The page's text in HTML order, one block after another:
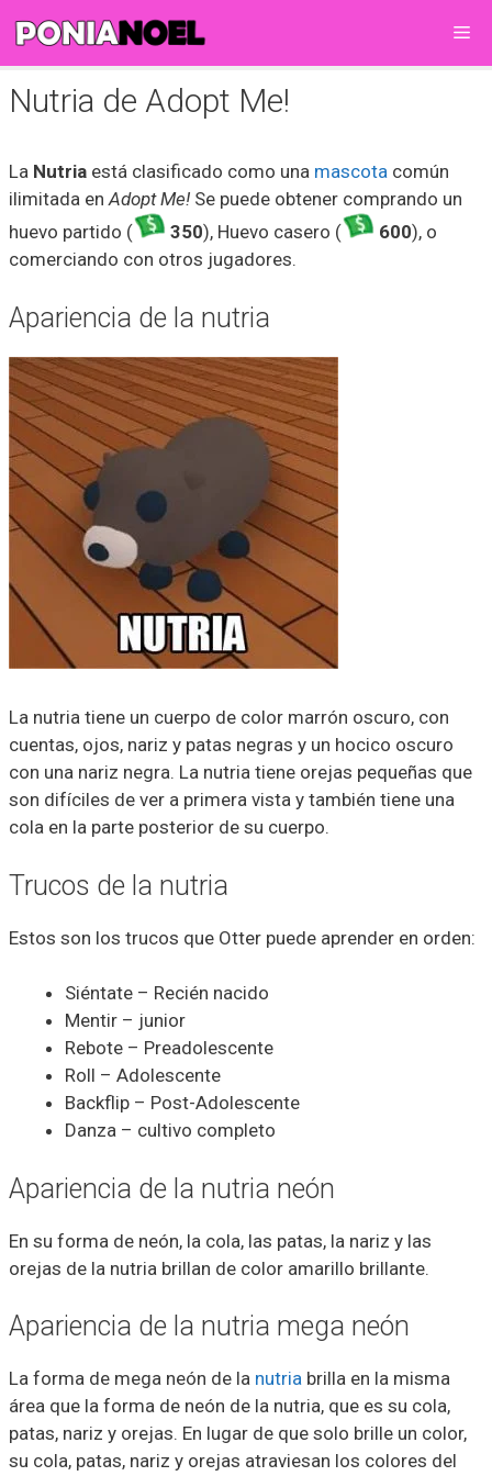
contenido
Nutria de Adopt Me!
La Nutria está clasificado como una mascota común
ilimitada enAdopt Me! Se puede obtener comprando un
huevo partido (
350), Huevo casero ( 600), o
comerciando con otros jugadores.
Apariencia de la nutria
La nutria tiene un cuerpo de color marrón oscuro, con
cuentas, ojos, nariz y patas negras y un hocico oscuro
con una nariz negra. La nutria tiene orejas pequeñas que
son difíciles de ver a primera vista y también tiene una
cola en la parte posterior de su cuerpo.
Trucos de la nutria
Estos son los trucos que Otter puede aprender en orden:
Siéntate – Recién nacido
Mentir – junior
Rebote – Preadolescente
Roll – Adolescente
Backflip – Post-Adolescente
Danza – cultivo completo
Apariencia de la nutria neón
En su forma de neón, la cola, las patas, la nariz y las
orejas de la nutria brillan de color amarillo brillante.
Apariencia de la nutria mega neón
La forma de mega neón de la nutria brilla en la misma
área que la forma de neón de la nutria, que es su cola,
patas, nariz y orejas. En lugar de que solo brille un color,
su cola, patas, nariz y orejas atraviesan los colores del